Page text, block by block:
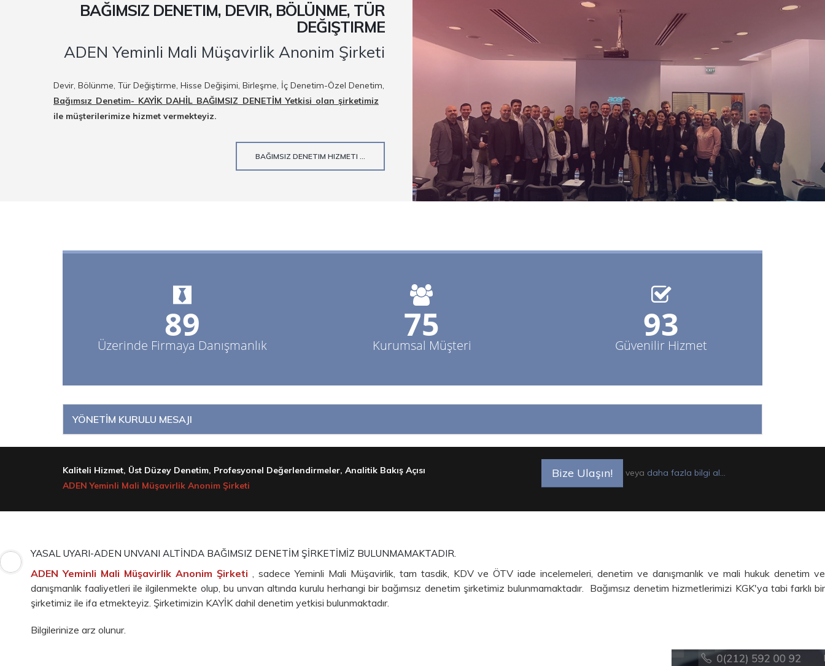
BAĞIMSIZ DENETIM, DEVIR, BÖLÜNME, TÜR
DEĞIŞTIRME
ADEN Yeminli Mali Müşavirlik Anonim Şirketi
Devir, Bölünme, Tür Değiştirme, Hisse Değişimi, Birleşme, İç Denetim-Özel Denetim,
Bağımsız Denetim- KAYİK DAHİL BAĞIMSIZ DENETİM Yetkisi olan şirketimiz
ile müşterilerimize hizmet vermekteyiz.
BAĞIMSIZ DENETIM HIZMETI ...
95+
Üzerinde Firmaya Danışmanlık
80+
Kurumsal Müşteri
100%
Güvenilir Hizmet
YÖNETİM KURULU MESAJI
Kaliteli Hizmet, Üst Düzey Denetim, Profesyonel Değerlendirmeler, Analitik Bakış Açısı
ADEN Yeminli Mali Müşavirlik Anonim Şirketi
Bize Ulaşın! veya daha fazla bilgi al...
YASAL UYARI-ADEN UNVANI ALTİNDA BAĞIMSIZ DENETİM ŞİRKETİMİZ BULUNMAMAKTADIR.
ADEN Yeminli Mali Müşavirlik Anonim Şirketi , sadece Yeminli Mali Müşavirlik, tam tasdik, KDV ve ÖTV iade incelemeleri, denetim ve danışmanlık ve mali hukuk denetim ve
danışmanlık faaliyetleri ile ilgilenmekte olup, bu unvan altında kurulu herhangi bir bağımsız denetim şirketimiz bulunmamaktadır. Bağımsız denetim hizmetlerimizi KGK'ya tabi farklı bir
şirketimiz ile ifa etmekteyiz. Şirketimizin KAYİK dahil denetim yetkisi bulunmaktadır.
Bilgilerinize arz olunur.